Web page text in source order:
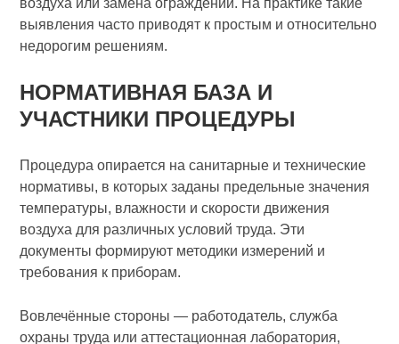
воздуха или замена ограждений. На практике такие
выявления часто приводят к простым и относительно
недорогим решениям.
НОРМАТИВНАЯ БАЗА И
УЧАСТНИКИ ПРОЦЕДУРЫ
Процедура опирается на санитарные и технические
нормативы, в которых заданы предельные значения
температуры, влажности и скорости движения
воздуха для различных условий труда. Эти
документы формируют методики измерений и
требования к приборам.
Вовлечённые стороны — работодатель, служба
охраны труда или аттестационная лаборатория,